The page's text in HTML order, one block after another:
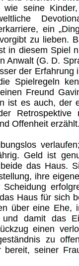
seine Kinder,
ein
zu lieben.
in diesem Spiel
Anwalt (G. D.
der Erfahrung
Spielregeln
Freund
ist es auch, der
Retrospektive
Offenheit
Geld ist
das Haus.
ihre
Haus für sich
über eine Ehe,
damit das
einen
zu
seiner